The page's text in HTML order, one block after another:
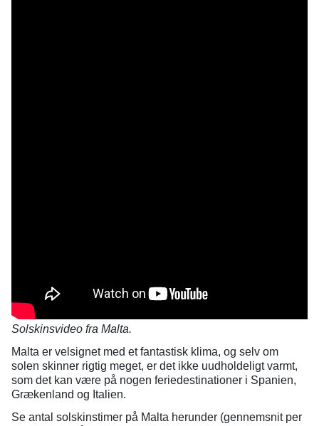
Solskinsvideo fra Malta.
Malta er velsignet med et fantastisk klima, og selv om
solen skinner rigtig meget, er det ikke uudholdeligt varmt,
som det kan være på nogen feriedestinationer i Spanien,
Grækenland og Italien.
Se antal solskinstimer på Malta herunder (gennemsnit per